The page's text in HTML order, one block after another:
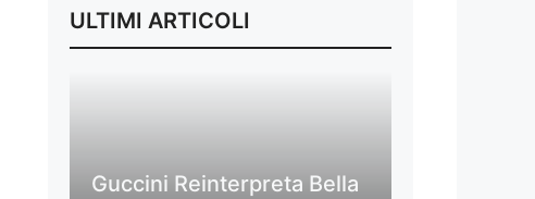
ULTIMI ARTICOLI
Guccini Reinterpreta Bella